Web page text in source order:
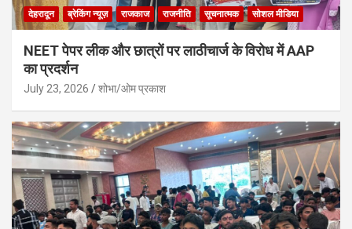
देहरादून ब्रेकिंग न्यूज़ राजकाज राजनीति सूचनात्मक सोशल मीडिया
NEET पेपर लीक और छात्रों पर लाठीचार्ज के विरोध में AAP
का प्रदर्शन
July 23, 2026 शोभा/ओम प्रकाश